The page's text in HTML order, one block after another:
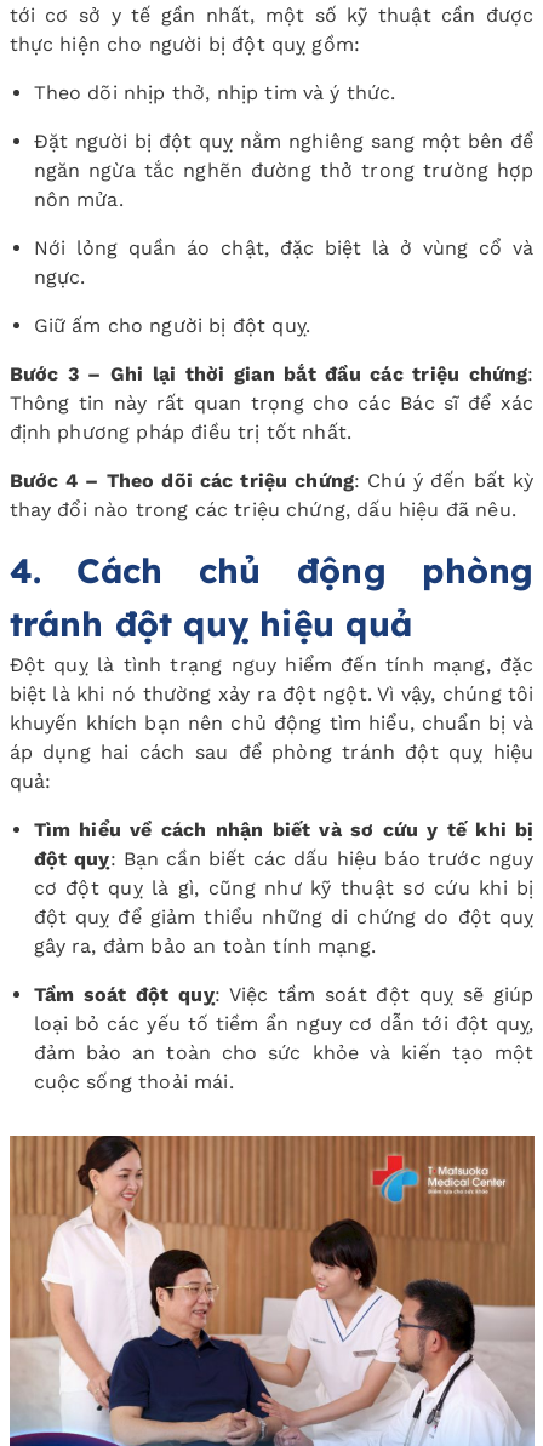
tới cơ sở y tế gần nhất, một số kỹ thuật cần được
thực hiện cho người bị đột quỵ gồm:
Theo dõi nhịp thở, nhịp tim và ý thức.
Đặt người bị đột quỵ nằm nghiêng sang một bên để
ngăn ngừa tắc nghẽn đường thở trong trường hợp
nôn mửa.
Nới lỏng quần áo chật, đặc biệt là ở vùng cổ và
ngực.
Giữ ấm cho người bị đột quỵ.
Bước 3 – Ghi lại thời gian bắt đầu các triệu chứng:
Thông tin này rất quan trọng cho các Bác sĩ để xác
định phương pháp điều trị tốt nhất.
Bước 4 – Theo dõi các triệu chứng: Chú ý đến bất kỳ
thay đổi nào trong các triệu chứng, dấu hiệu đã nêu.
4. Cách chủ động phòng
tránh đột quỵ hiệu quả
Đột quỵ là tình trạng nguy hiểm đến tính mạng, đặc
biệt là khi nó thường xảy ra đột ngột. Vì vậy, chúng tôi
khuyến khích bạn nên chủ động tìm hiểu, chuẩn bị và
áp dụng hai cách sau để phòng tránh đột quỵ hiệu
quả:
Tìm hiểu về cách nhận biết và sơ cứu y tế khi bị
đột quỵ: Bạn cần biết các dấu hiệu báo trước nguy
cơ đột quỵ là gì, cũng như kỹ thuật sơ cứu khi bị
đột quỵ để giảm thiểu những di chứng do đột quỵ
gây ra, đảm bảo an toàn tính mạng.
Tầm soát đột quỵ: Việc tầm soát đột quỵ sẽ giúp
loại bỏ các yếu tố tiềm ẩn nguy cơ dẫn tới đột quỵ,
đảm bảo an toàn cho sức khỏe và kiến tạo một
cuộc sống thoải mái.